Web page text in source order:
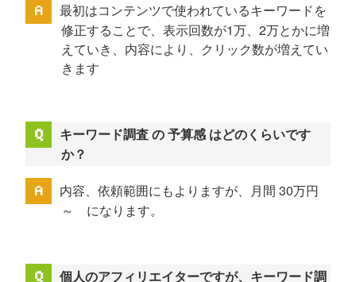
最初はコンテンツで使われているキーワードを
修正することで、表示回数が1万、2万とかに増
えていき、内容により、クリック数が増えてい
きます
キーワード調査 の 予算感 はどのくらいです
か？
内容、依頼範囲にもよりますが、月間 30万円
～ になります。
個人のアフィリエイターですが、キーワード調